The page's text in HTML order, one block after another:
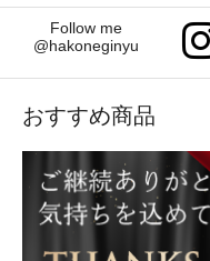
Follow me
@hakoneginyu
おすすめ商品